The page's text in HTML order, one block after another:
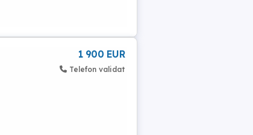
1 900 EUR
Telefon validat